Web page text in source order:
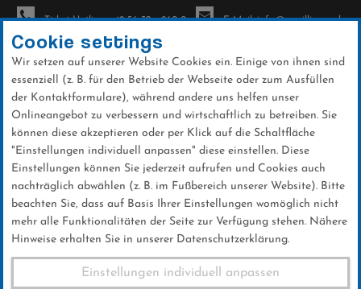
Direkt
zum
Inhalt
Ticket-Hotline: +49 56 32 - 960-0 E-Mail: info@sc-willingen.de
News
Deutsche Meisterschaften
Cookie settings
Wir setzen auf unserer Website Cookies ein. Einige von ihnen sind
essenziell (z. B. für den Betrieb der Webseite oder zum Ausfüllen
der Kontaktformulare), während andere uns helfen unser
Onlineangebot zu verbessern und wirtschaftlich zu betreiben. Sie
können diese akzeptieren oder per Klick auf die Schaltfläche
"Einstellungen individuell anpassen" diese einstellen. Diese
Einstellungen können Sie jederzeit aufrufen und Cookies auch
nachträglich abwählen (z. B. im Fußbereich unserer Website). Bitte
beachten Sie, dass auf Basis Ihrer Einstellungen womöglich nicht
mehr alle Funktionalitäten der Seite zur Verfügung stehen. Nähere
Hinweise erhalten Sie in unserer Datenschutzerklärung.
Einstellungen individuell anpassen